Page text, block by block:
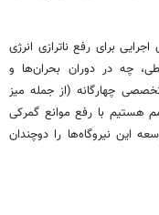
برای رفع ناترازی انرژی
چه در دوران بحران‌ها و
چهارگانه (از جمله میز
هستیم با رفع موانع گمرکی
این نیروگاه‌ها را دوچندان